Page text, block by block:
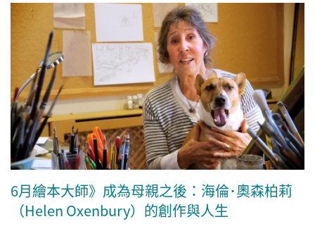
6月繪本大師》成為母親之後：海倫･奧森柏莉
（Helen Oxenbury）的創作與人生